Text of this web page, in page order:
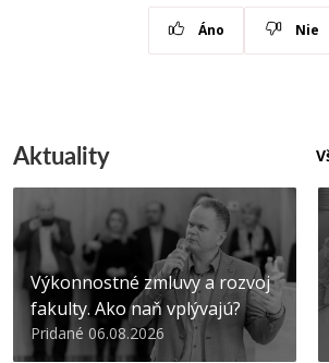
Áno Nie
Aktuality
Výkonnostné zmluvy a rozvoj
fakulty. Ako naň vplývajú?
Pridané 06.08.2026